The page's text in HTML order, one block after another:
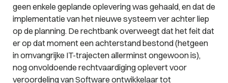
geen enkele geplande oplevering was gehaald, en dat de
implementatie van het nieuwe systeem ver achter liep
op de planning. De rechtbank overweegt dat het feit dat
er op dat moment een achterstand bestond (hetgeen
in omvangrijke IT-trajecten allerminst ongewoon is),
nog onvoldoende rechtvaardiging oplevert voor
veroordeling van Software ontwikkelaar tot